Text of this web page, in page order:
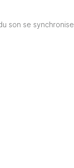
son se synchronise